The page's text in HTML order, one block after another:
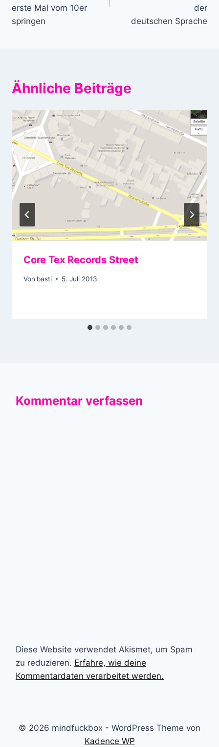
erste Mal vom 10er
springen
der
deutschen Sprache
Ähnliche Beiträge
Core Tex Records Street
Von basti 5. Juli 2013
Kommentar verfassen
Diese Website verwendet Akismet, um Spam
zu reduzieren. Erfahre, wie deine
Kommentardaten verarbeitet werden.
© 2026 mindfuckbox - WordPress Theme von
Kadence WP